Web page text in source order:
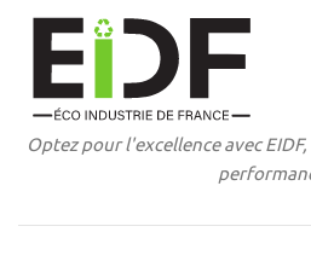
Optez pour l'excellence avec